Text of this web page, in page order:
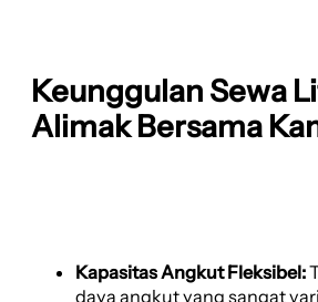
Keunggulan Sewa
Alimak Bersama
Kapasitas Angkut Fleksibel:
daya angkut yang sangat